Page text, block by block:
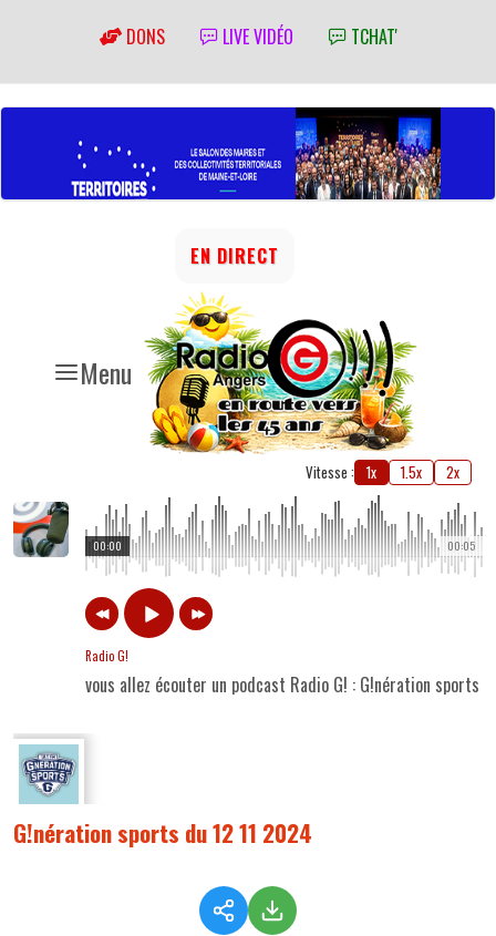
DONS LIVE VIDÉO TCHAT'
Menu
EN DIRECT
Vitesse : 1x 1.5x 2x
00:05
00:00
Radio G!
vous allez écouter un podcast Radio G! : G!nération sports
G!nération sports du 12 11 2024